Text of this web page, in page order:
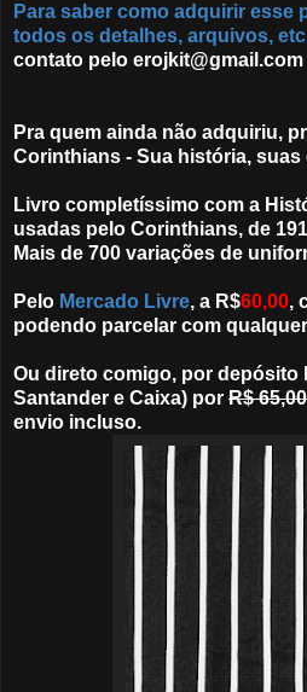
Para saber como adquirir esse
todos os detalhes, arquivos,
contato pelo erojkit@gmail.com
Pra quem ainda não adquiriu,
Corinthians - Sua história, suas
Livro completíssimo com a
usadas pelo Corinthians, de
Mais de 700 variações de
Pelo Mercado Livre, a R$60,00,
podendo parcelar com
Ou direto comigo, por depósito
Santander e Caixa) por R$ 65,00
envio incluso.